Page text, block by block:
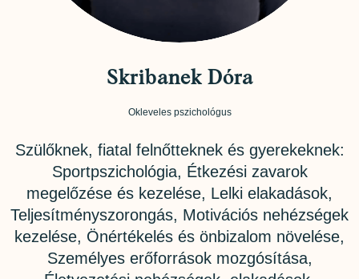
Skribanek Dóra
Okleveles pszichológus
Szülőknek, fiatal felnőtteknek és gyerekeknek:
Sportpszichológia, Étkezési zavarok
megelőzése és kezelése, Lelki elakadások,
Teljesítményszorongás, Motivációs nehézségek
kezelése, Önértékelés és önbizalom növelése,
Személyes erőforrások mozgósítása,